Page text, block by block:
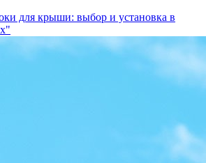
для крыши: выбор и установка в